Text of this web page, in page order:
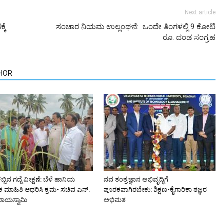
Next article
ಸಂಚಾರ ನಿಯಮ ಉಲ್ಲಂಘನೆ: ಒಂದೇ ತಿಂಗಳಲ್ಲಿ 9 ಕೋಟಿ
ರೂ. ದಂಡ ಸಂಗ್ರಹ
ಗದ್ದೆ ವೀಕ್ಷಣೆ: ಬೆಳೆ ಹಾನಿಯ
ಮಾಹಿತಿ ಆಧರಿಸಿ ಕ್ರಮ- ಸಚಿವ ಎನ್.
ನವ ತಂತ್ರಜ್ಞಾನ ಅಭಿವೃದ್ಧಿಗೆ
ಪೂರಕವಾಗಿರಬೇಕು: ಶಿಕ್ಷಣ-ಕೈಗಾರಿಕಾ ತಜ್ಞರ
ಅಭಿಮತ